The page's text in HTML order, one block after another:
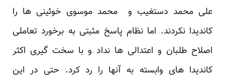
علی محمد دستغیب و محمد موسوی خوئینی ها را
کاندیدا نکردند. اما نظام پاسخ مثبتی به برخورد تعاملی
اصلاح طلبان و اعتدالی ها نداد و با سخت گیری اکثر
کاندیدا های وابسته به آنها را رد کرد. حتی در این